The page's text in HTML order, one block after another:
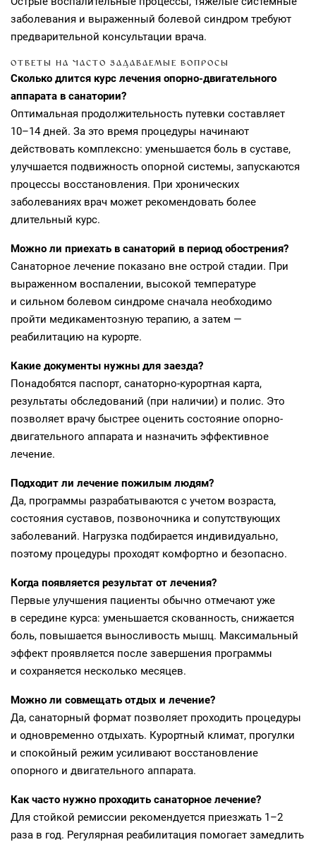
заболевания и выраженный болевой синдром требуют
предварительной консультации врача.
ОТВЕТЫ НА ЧАСТО ЗАДАВАЕМЫЕ ВОПРОСЫ
Сколько длится курс лечения опорно-двигательного
аппарата в санатории?
Оптимальная продолжительность путевки составляет
10–14 дней. За это время процедуры начинают
действовать комплексно: уменьшается боль в суставе,
улучшается подвижность опорной системы, запускаются
процессы восстановления. При хронических
заболеваниях врач может рекомендовать более
длительный курс.
Можно ли приехать в санаторий в период обострения?
Санаторное лечение показано вне острой стадии. При
выраженном воспалении, высокой температуре
и сильном болевом синдроме сначала необходимо
пройти медикаментозную терапию, а затем —
реабилитацию на курорте.
Какие документы нужны для заезда?
Понадобятся паспорт, санаторно-курортная карта,
результаты обследований (при наличии) и полис. Это
позволяет врачу быстрее оценить состояние опорно-
двигательного аппарата и назначить эффективное
лечение.
Подходит ли лечение пожилым людям?
Да, программы разрабатываются с учетом возраста,
состояния суставов, позвоночника и сопутствующих
заболеваний. Нагрузка подбирается индивидуально,
поэтому процедуры проходят комфортно и безопасно.
Когда появляется результат от лечения?
Первые улучшения пациенты обычно отмечают уже
в середине курса: уменьшается скованность, снижается
боль, повышается выносливость мышц. Максимальный
эффект проявляется после завершения программы
и сохраняется несколько месяцев.
Можно ли совмещать отдых и лечение?
Да, санаторный формат позволяет проходить процедуры
и одновременно отдыхать. Курортный климат, прогулки
и спокойный режим усиливают восстановление
опорного и двигательного аппарата.
Как часто нужно проходить санаторное лечение?
Для стойкой ремиссии рекомендуется приезжать 1–2
раза в год. Регулярная реабилитация помогает замедлить